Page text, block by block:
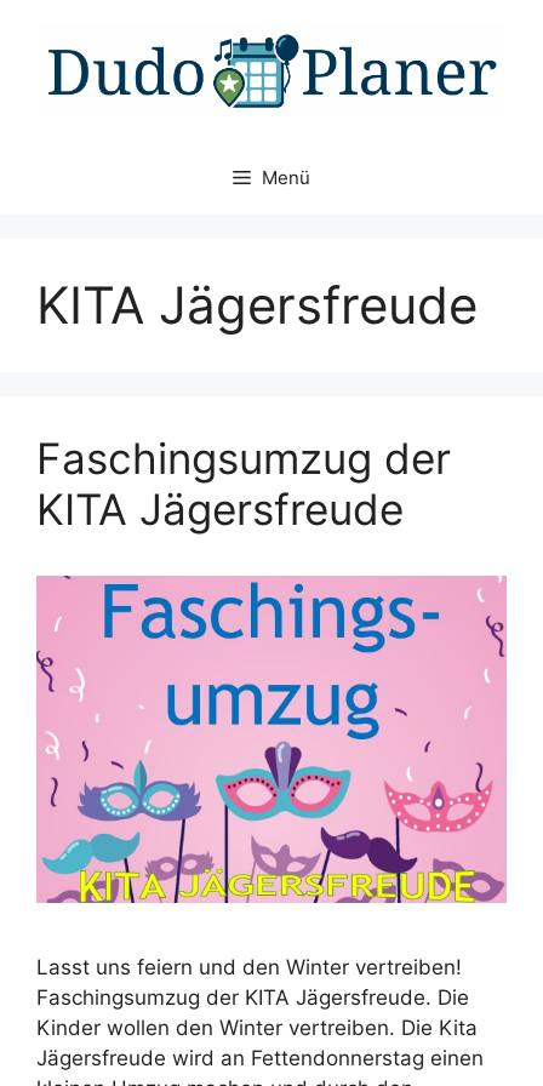
Inhalt
springen
Menü
KITA Jägersfreude
Faschingsumzug der
KITA Jägersfreude
Lasst uns feiern und den Winter vertreiben!
Faschingsumzug der KITA Jägersfreude. Die
Kinder wollen den Winter vertreiben. Die Kita
Jägersfreude wird an Fettendonnerstag einen